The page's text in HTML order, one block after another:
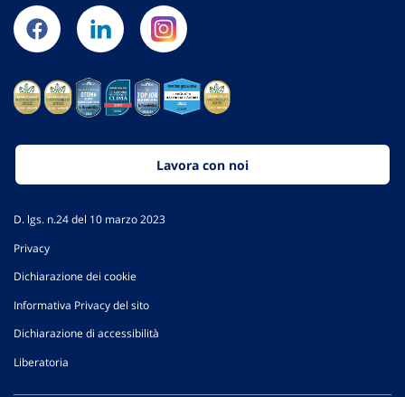
Lavora con noi
D. lgs. n.24 del 10 marzo 2023
Privacy
Dichiarazione dei cookie
Informativa Privacy del sito
Dichiarazione di accessibilità
Liberatoria